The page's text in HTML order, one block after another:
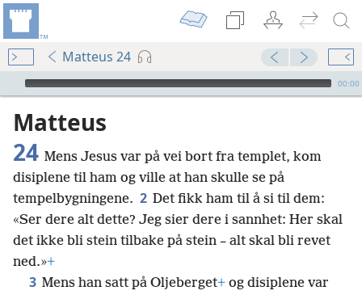
Matteus 24
Audio Player
00:00
Matteus
24 Mens Jesus var på vei bort fra templet, kom
disiplene til ham og ville at han skulle se på
tempelbygningene. 2 Det fikk ham til å si til dem:
«Ser dere alt dette? Jeg sier dere i sannhet: Her skal
det ikke bli stein tilbake på stein – alt skal bli revet
ned.»+
3 Mens han satt på Oljeberget+ og disiplene var